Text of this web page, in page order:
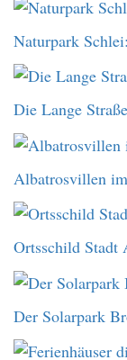
Naturpark
Die Lange
Albatrosvillen
Ortsschild Stadt
Der Solarpark